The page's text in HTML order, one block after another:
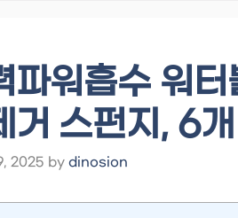
파워흡수 워
거 스펀지, 6
2025 by dinosion